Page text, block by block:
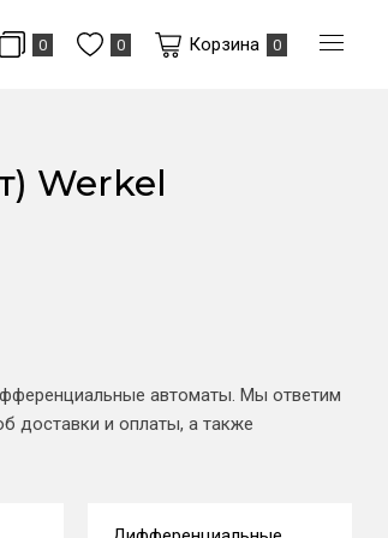
0 0 Корзина 0
Werkel
автоматы. Мы ответим
доставки и оплаты, а также